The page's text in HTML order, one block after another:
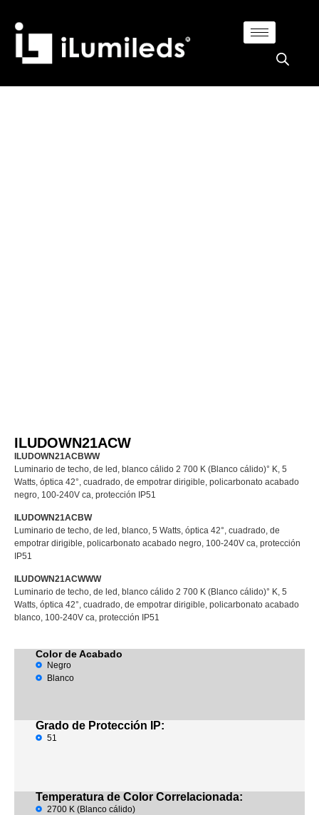
ILUDOWN21ACW
ILUDOWN21ACBWW
Luminario de techo, de led, blanco cálido 2 700 K (Blanco cálido)° K, 5
Watts, óptica 42°, cuadrado, de empotrar dirigible, policarbonato acabado
negro, 100-240V ca, protección IP51
ILUDOWN21ACBW
Luminario de techo, de led, blanco, 5 Watts, óptica 42°, cuadrado, de
empotrar dirigible, policarbonato acabado negro, 100-240V ca, protección
IP51
ILUDOWN21ACWWW
Luminario de techo, de led, blanco cálido 2 700 K (Blanco cálido)° K, 5
Watts, óptica 42°, cuadrado, de empotrar dirigible, policarbonato acabado
blanco, 100-240V ca, protección IP51
Color de Acabado
Negro
Blanco
Grado de Protección IP:
51
Temperatura de Color Correlacionada:
2700 K (Blanco cálido)